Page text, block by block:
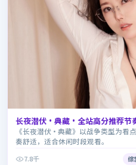
长夜潜伏·典藏·全站高分推荐节
《长夜潜伏·典藏》以战争类型为看
奏舒适，适合休闲时段观看。
7.8千
综